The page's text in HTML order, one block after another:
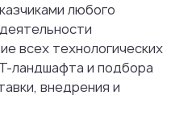
любого
всех технологических
ландшафта и подбора
внедрения и